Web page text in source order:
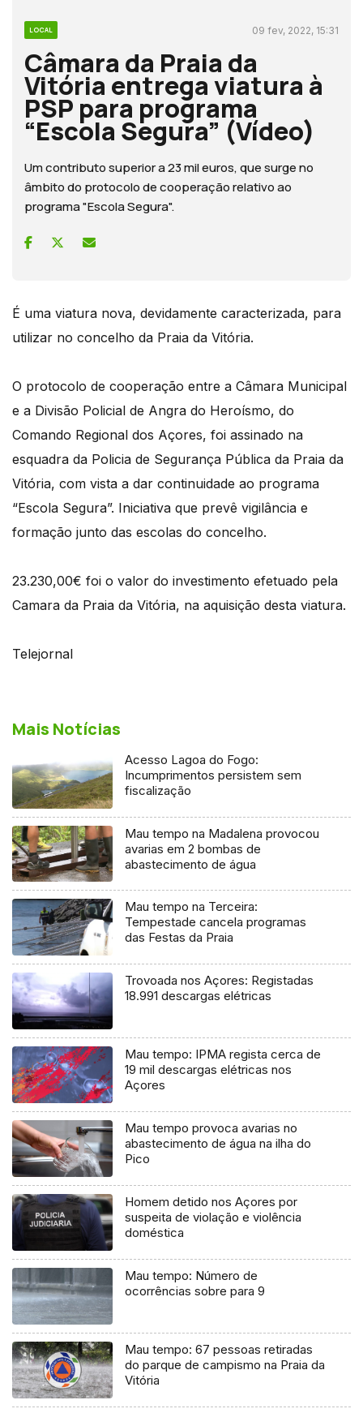
LOCAL 09 fev, 2022, 15:31
Câmara da Praia da
Vitória entrega viatura à
PSP para programa
“Escola Segura” (Vídeo)
Um contributo superior a 23 mil euros, que surge no
âmbito do protocolo de cooperação relativo ao
programa "Escola Segura".
É uma viatura nova, devidamente caracterizada, para
utilizar no concelho da Praia da Vitória.
O protocolo de cooperação entre a Câmara Municipal
e a Divisão Policial de Angra do Heroísmo, do
Comando Regional dos Açores, foi assinado na
esquadra da Policia de Segurança Pública da Praia da
Vitória, com vista a dar continuidade ao programa
“Escola Segura”. Iniciativa que prevê vigilância e
formação junto das escolas do concelho.
23.230,00€ foi o valor do investimento efetuado pela
Camara da Praia da Vitória, na aquisição desta viatura.
Telejornal
Mais Notícias
Acesso Lagoa do Fogo:
Incumprimentos persistem sem
fiscalização
Mau tempo na Madalena provocou
avarias em 2 bombas de
abastecimento de água
Mau tempo na Terceira:
Tempestade cancela programas
das Festas da Praia
Trovoada nos Açores: Registadas
18.991 descargas elétricas
Mau tempo: IPMA regista cerca de
19 mil descargas elétricas nos
Açores
Mau tempo provoca avarias no
abastecimento de água na ilha do
Pico
Homem detido nos Açores por
suspeita de violação e violência
doméstica
Mau tempo: Número de
ocorrências sobre para 9
Mau tempo: 67 pessoas retiradas
do parque de campismo na Praia da
Vitória